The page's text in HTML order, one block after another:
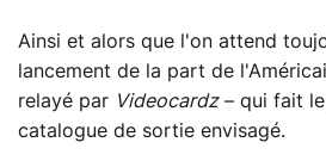
Ainsi et alors que l'on attend
lancement de la part de
relayé par Videocardz– qui fait
catalogue de sortie envisagé.